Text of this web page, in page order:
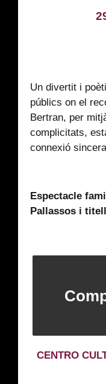
Un divertit i
públics on el
Bertran, per
complicitats,
connexió
Espectacle
Pallassos i
CENTRO